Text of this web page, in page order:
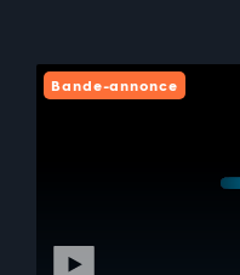
Bande-annonce